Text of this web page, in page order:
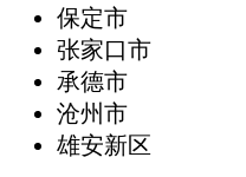
保定市
张家口市
承德市
沧州市
雄安新区